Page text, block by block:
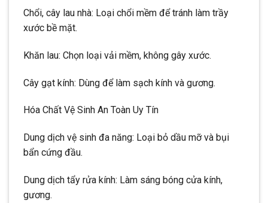
Chổi, cây lau nhà: Loại chổi mềm để tránh làm trầy
xước bề mặt.
Khăn lau: Chọn loại vải mềm, không gây xước.
Cây gạt kính: Dùng để làm sạch kính và gương.
Hóa Chất Vệ Sinh An Toàn Uy Tín
Dung dịch vệ sinh đa năng: Loại bỏ dầu mỡ và bụi
bẩn cứng đầu.
Dung dịch tẩy rửa kính: Làm sáng bóng cửa kính,
gương.